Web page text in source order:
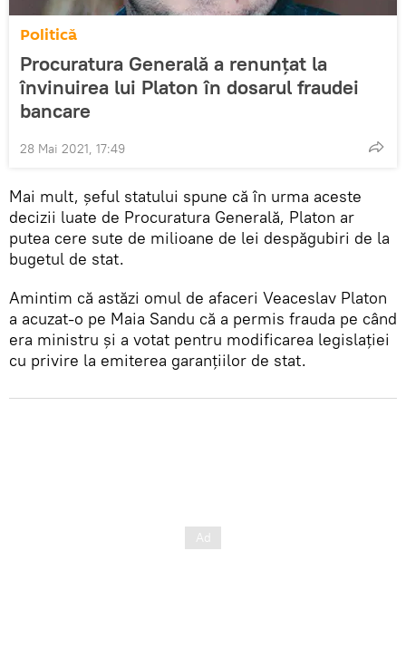
Politică
Procuratura Generală a renunțat la
învinuirea lui Platon în dosarul fraudei
bancare
28 Mai 2021, 17:49
Mai mult, șeful statului spune că în urma aceste
decizii luate de Procuratura Generală, Platon ar
putea cere sute de milioane de lei despăgubiri de la
bugetul de stat.
Amintim că astăzi omul de afaceri Veaceslav Platon
a acuzat-o pe Maia Sandu că a permis frauda pe când
era ministru și a votat pentru modificarea legislației
cu privire la emiterea garanțiilor de stat.